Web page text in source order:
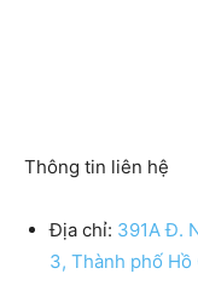
Thông tin liên hệ
Địa chỉ: 391A Đ.
3, Thành phố Hồ